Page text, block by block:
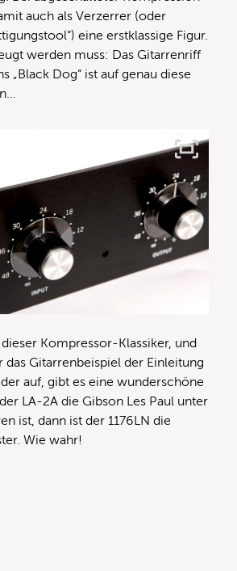
auch als Verzerrer (oder
eine erstklassige Figur.
werden muss: Das Gitarrenriff
„Black Dog“ ist auf genau diese
Kompressor-Klassiker, und
Gitarrenbeispiel der Einleitung
auf, gibt es eine wunderschöne
LA-2A die Gibson Les Paul unter
ist, dann ist der 1176LN die
Wie wahr!